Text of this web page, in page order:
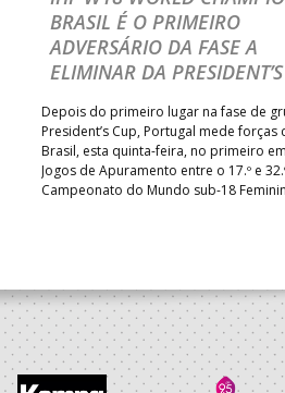
BRASIL É O PRIMEIRO
ADVERSÁRIO DA FASE A
ELIMINAR DA
Depois do primeiro lugar na fase de
President’s Cup, Portugal mede forças
Brasil, esta quinta-feira, no primeiro
Jogos de Apuramento entre o 17.º e
Campeonato do Mundo sub-18